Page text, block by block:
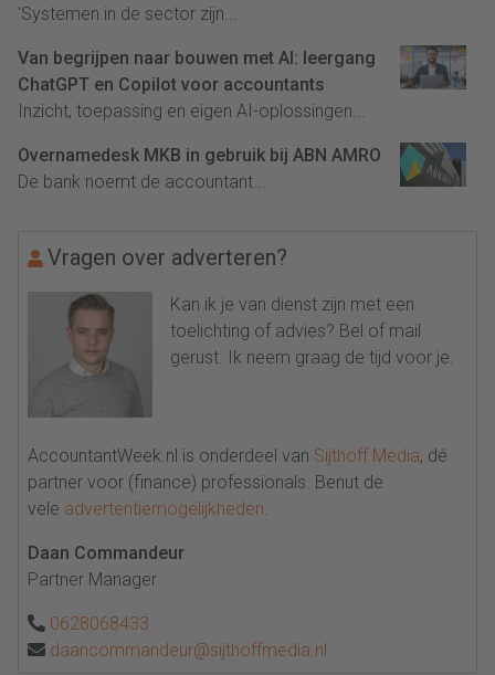
'Systemen in de sector zijn...
Van begrijpen naar bouwen met AI: leergang
ChatGPT en Copilot voor accountants
Inzicht, toepassing en eigen AI-oplossingen...
Overnamedesk MKB in gebruik bij ABN AMRO
De bank noemt de accountant...
Vragen over adverteren?
Kan ik je van dienst zijn met een
toelichting of advies? Bel of mail
gerust. Ik neem graag de tijd voor je.
AccountantWeek.nl is onderdeel van Sijthoff Media, dé
partner voor (finance) professionals. Benut de
vele advertentiemogelijkheden
Daan Commandeur
Partner Manager
0628068433
daancommandeur@sijthoffmedia.nl